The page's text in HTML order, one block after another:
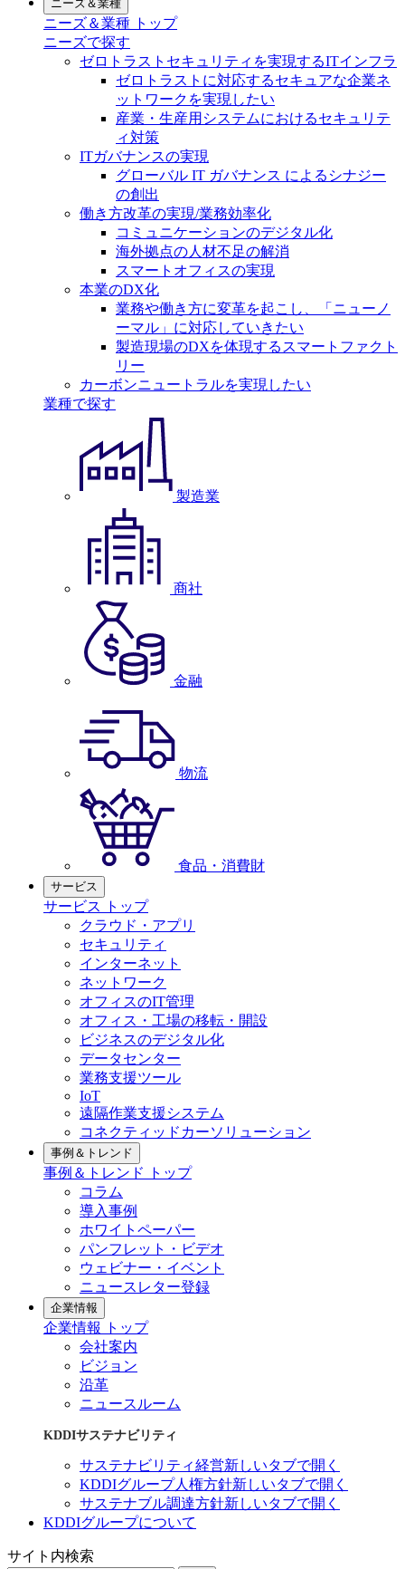
ニーズ＆業種
ニーズ＆業種 トップ
ニーズで探す
ゼロトラストセキュリティを実現するITインフラ
ゼロトラストに対応するセキュアな企業ネ
ットワークを実現したい
産業・生産用システムにおけるセキュリテ
ィ対策
ITガバナンスの実現
グローバル IT ガバナンス によるシナジー
の創出
働き方改革の実現/業務効率化
コミュニケーションのデジタル化
海外拠点の人材不足の解消
スマートオフィスの実現
本業のDX化
業務や働き方に変革を起こし、「ニューノ
ーマル」に対応していきたい
製造現場のDXを体現するスマートファクト
リー
カーボンニュートラルを実現したい
業種で探す
製造業
商社
金融
物流
食品・消費財
サービス
サービス トップ
クラウド・アプリ
セキュリティ
インターネット
ネットワーク
オフィスのIT管理
オフィス・工場の移転・開設
ビジネスのデジタル化
データセンター
業務支援ツール
IoT
遠隔作業支援システム
コネクティッドカーソリューション
事例＆トレンド
事例＆トレンド トップ
コラム
導入事例
ホワイトペーパー
パンフレット・ビデオ
ウェビナー・イベント
ニュースレター登録
企業情報
企業情報 トップ
会社案内
ビジョン
沿革
ニュースルーム
KDDIサステナビリティ
サステナビリティ経営新しいタブで開く
KDDIグループ人権方針新しいタブで開く
サステナブル調達方針新しいタブで開く
KDDIグループについて
サイト内検索